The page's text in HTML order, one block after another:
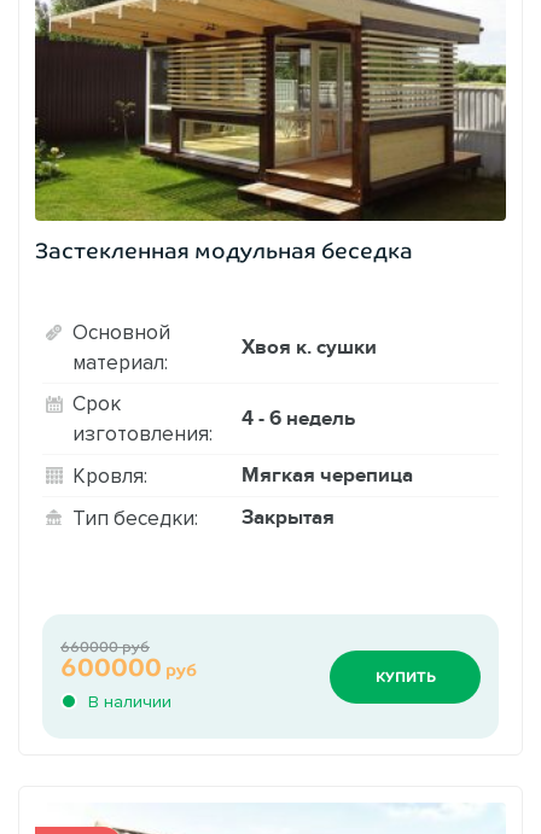
Застекленная модульная беседка
Основной
материал:
Хвоя к. сушки
Срок
изготовления:
4 - 6 недель
Кровля: Мягкая черепица
Тип беседки: Закрытая
В наличии
600000 руб
660000 руб
КУПИТЬ